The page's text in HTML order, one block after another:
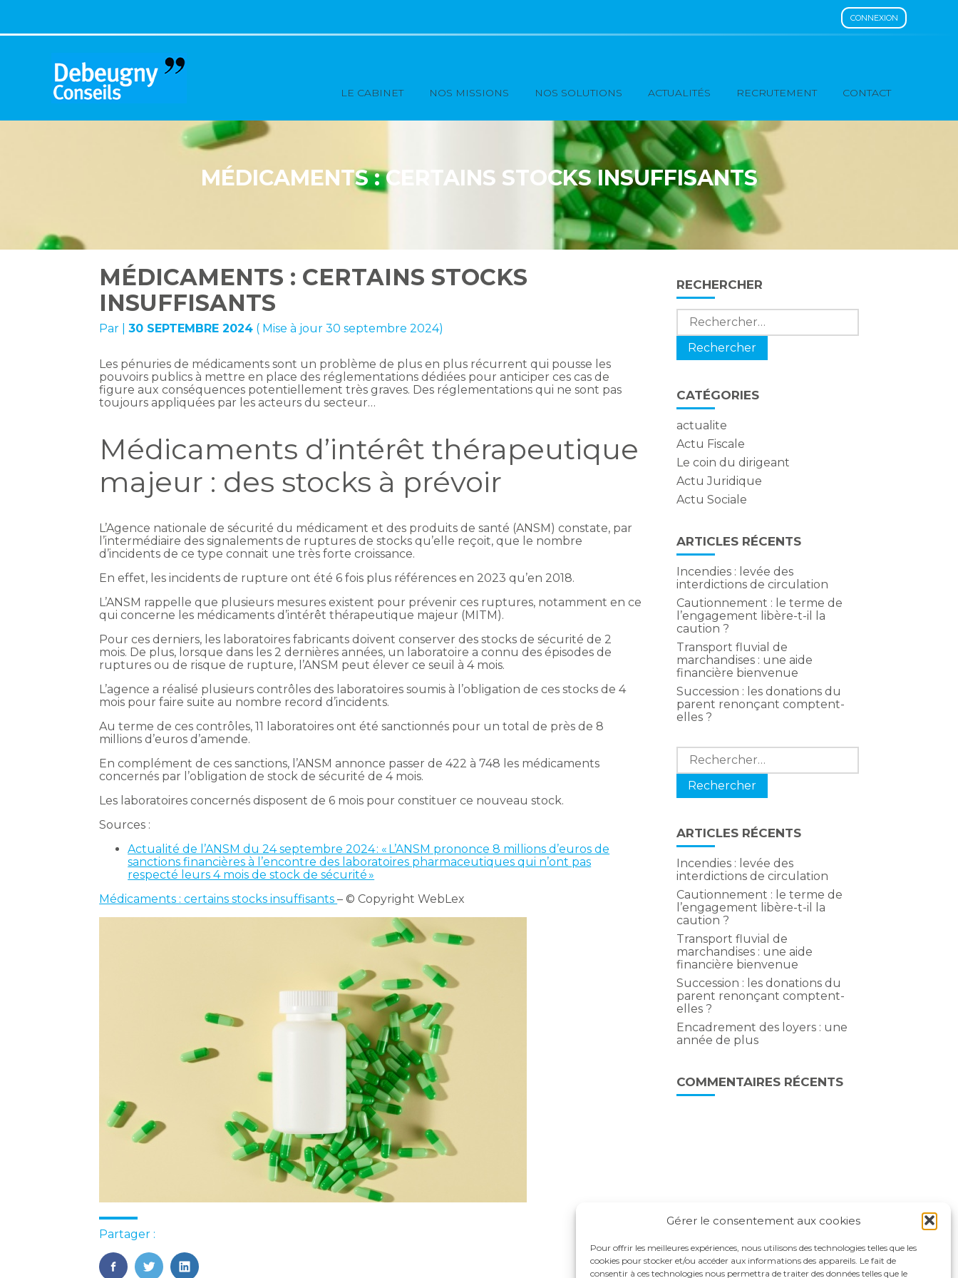
Gérer le consentement aux cookies
Pour offrir les meilleures expériences, nous utilisons des technologies telles que les
cookies pour stocker et/ou accéder aux informations des appareils. Le fait de
consentir à ces technologies nous permettra de traiter des données telles que le
CONNEXION
au
Principal
LE CABINET NOS MISSIONS NOS SOLUTIONS ACTUALITÉS RECRUTEMENT CONTACT
MÉDICAMENTS : CERTAINS STOCKS INSUFFISANTS
MÉDICAMENTS : CERTAINS STOCKS
INSUFFISANTS
Par |30 SEPTEMBRE 2024 ( Mise à jour 30 septembre 2024)
Les pénuries de médicaments sont un problème de plus en plus récurrent qui pousse les
pouvoirs publics à mettre en place des réglementations dédiées pour anticiper ces cas de
figure aux conséquences potentiellement très graves. Des réglementations qui ne sont pas
toujours appliquées par les acteurs du secteur…
Médicaments d’intérêt thérapeutique
majeur : des stocks à prévoir
L’Agence nationale de sécurité du médicament et des produits de santé (ANSM) constate, par
l’intermédiaire des signalements de ruptures de stocks qu’elle reçoit, que le nombre
d’incidents de ce type connait une très forte croissance.
En effet, les incidents de rupture ont été 6 fois plus références en 2023 qu’en 2018.
L’ANSM rappelle que plusieurs mesures existent pour prévenir ces ruptures, notamment en ce
qui concerne les médicaments d’intérêt thérapeutique majeur (MITM).
Pour ces derniers, les laboratoires fabricants doivent conserver des stocks de sécurité de 2
mois. De plus, lorsque dans les 2 dernières années, un laboratoire a connu des épisodes de
ruptures ou de risque de rupture, l’ANSM peut élever ce seuil à 4 mois.
L’agence a réalisé plusieurs contrôles des laboratoires soumis à l’obligation de ces stocks de 4
mois pour faire suite au nombre record d’incidents.
Au terme de ces contrôles, 11 laboratoires ont été sanctionnés pour un total de près de 8
millions d’euros d’amende.
En complément de ces sanctions, l’ANSM annonce passer de 422 à 748 les médicaments
concernés par l’obligation de stock de sécurité de 4 mois.
Les laboratoires concernés disposent de 6 mois pour constituer ce nouveau stock.
Sources :
Actualité de l’ANSM du 24 septembre 2024 : « L’ANSM prononce 8 millions d’euros de
sanctions financières à l’encontre des laboratoires pharmaceutiques qui n’ont pas
respecté leurs 4 mois de stock de sécurité »
Médicaments : certains stocks insuffisants– © Copyright WebLex
Partager :
Blog
sidebar
RECHERCHER
Rechercher :
CATÉGORIES
actualite
Actu Fiscale
Le coin du dirigeant
Actu Juridique
Actu Sociale
ARTICLES RÉCENTS
Incendies : levée des
interdictions de circulation
Cautionnement : le terme de
l’engagement libère-t-il la
caution ?
Transport fluvial de
marchandises : une aide
financière bienvenue
Succession : les donations du
parent renonçant comptent-
elles ?
Rechercher :
ARTICLES RÉCENTS
Incendies : levée des
interdictions de circulation
Cautionnement : le terme de
l’engagement libère-t-il la
caution ?
Transport fluvial de
marchandises : une aide
financière bienvenue
Succession : les donations du
parent renonçant comptent-
elles ?
Encadrement des loyers : une
année de plus
COMMENTAIRES RÉCENTS